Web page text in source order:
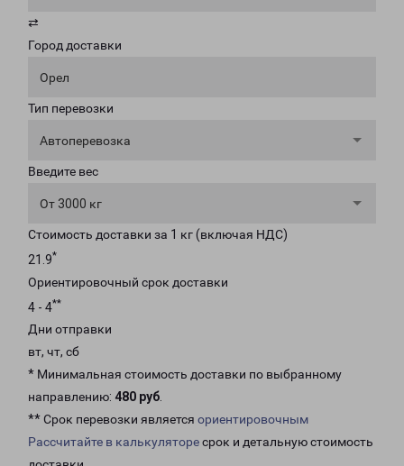
⇄
Город доставки
Орел
Тип перевозки
Автоперевозка
Введите вес
От 3000 кг
Стоимость доставки за 1 кг (включая НДС)
21.9*
Ориентировочный срок доставки
4 - 4**
Дни отправки
вт, чт, сб
* Минимальная стоимость доставки по выбранному
направлению: 480 руб.
** Срок перевозки является ориентировочным
Рассчитайте в калькуляторесрок и детальную стоимость